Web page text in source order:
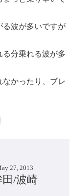
る波が多いですが
る分乗れる波が多
かったり、ブレ
27, 2013
田/波崎